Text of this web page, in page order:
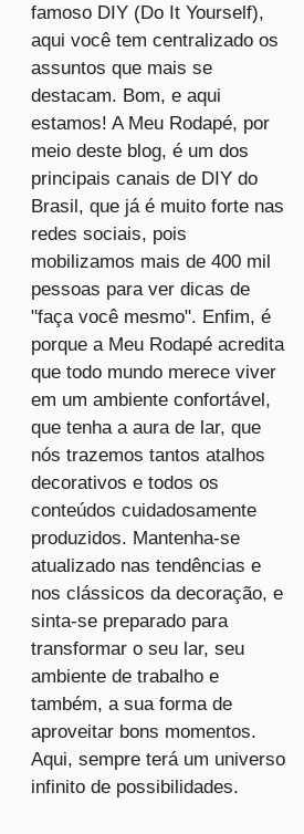
famoso DIY (Do It Yourself),
aqui você tem centralizado os
assuntos que mais se
destacam. Bom, e aqui
estamos! A Meu Rodapé, por
meio deste blog, é um dos
principais canais de DIY do
Brasil, que já é muito forte nas
redes sociais, pois
mobilizamos mais de 400 mil
pessoas para ver dicas de
"faça você mesmo". Enfim, é
porque a Meu Rodapé acredita
que todo mundo merece viver
em um ambiente confortável,
que tenha a aura de lar, que
nós trazemos tantos atalhos
decorativos e todos os
conteúdos cuidadosamente
produzidos. Mantenha-se
atualizado nas tendências e
nos clássicos da decoração, e
sinta-se preparado para
transformar o seu lar, seu
ambiente de trabalho e
também, a sua forma de
aproveitar bons momentos.
Aqui, sempre terá um universo
infinito de possibilidades.